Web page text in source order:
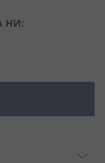
НИ: